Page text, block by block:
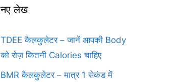
नए लेख
TDEE कैलकुलेटर – जानें आपकी Body
को रोज़ कितनी Calories चाहिए
BMR कैलकुलेटर – मात्र 1 सेकंड में